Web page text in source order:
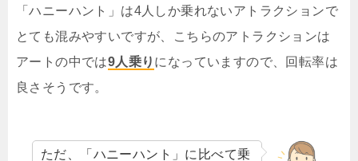
「ハニーハント」は4人しか乗れないアトラクションで
とても混みやすいですが、こちらのアトラクションは
アートの中では9人乗り になっていますので、回転率は
良さそうです。
ただ、「ハニーハント」に比べて乗